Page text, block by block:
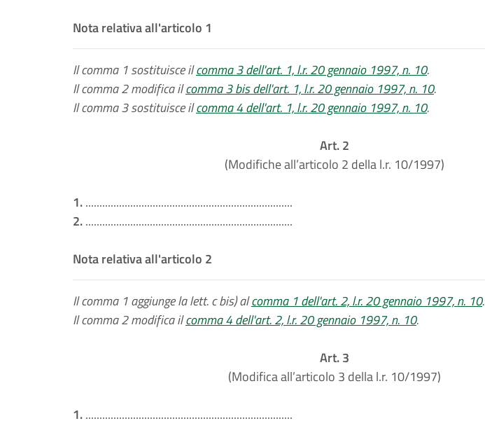
Nota relativa all'articolo 1
Il comma 1 sostituisce ilcomma 3 dell'art. 1, l.r. 20 gennaio 1997, n. 10.
Il comma 2 modifica ilcomma 3 bis dell'art. 1, l.r. 20 gennaio 1997, n. 10.
Il comma 3 sostituisce ilcomma 4 dell'art. 1, l.r. 20 gennaio 1997, n. 10.
Art. 2
(Modifiche all’articolo 2 della l.r. 10/1997)
1...........................................................................
2...........................................................................
Nota relativa all'articolo 2
Il comma 1 aggiunge la lett. c bis) alcomma 1 dell'art. 2, l.r. 20 gennaio 1997, n. 10.
Il comma 2 modifica ilcomma 4 dell'art. 2, l.r. 20 gennaio 1997, n. 10.
Art. 3
(Modifica all’articolo 3 della l.r. 10/1997)
1...........................................................................